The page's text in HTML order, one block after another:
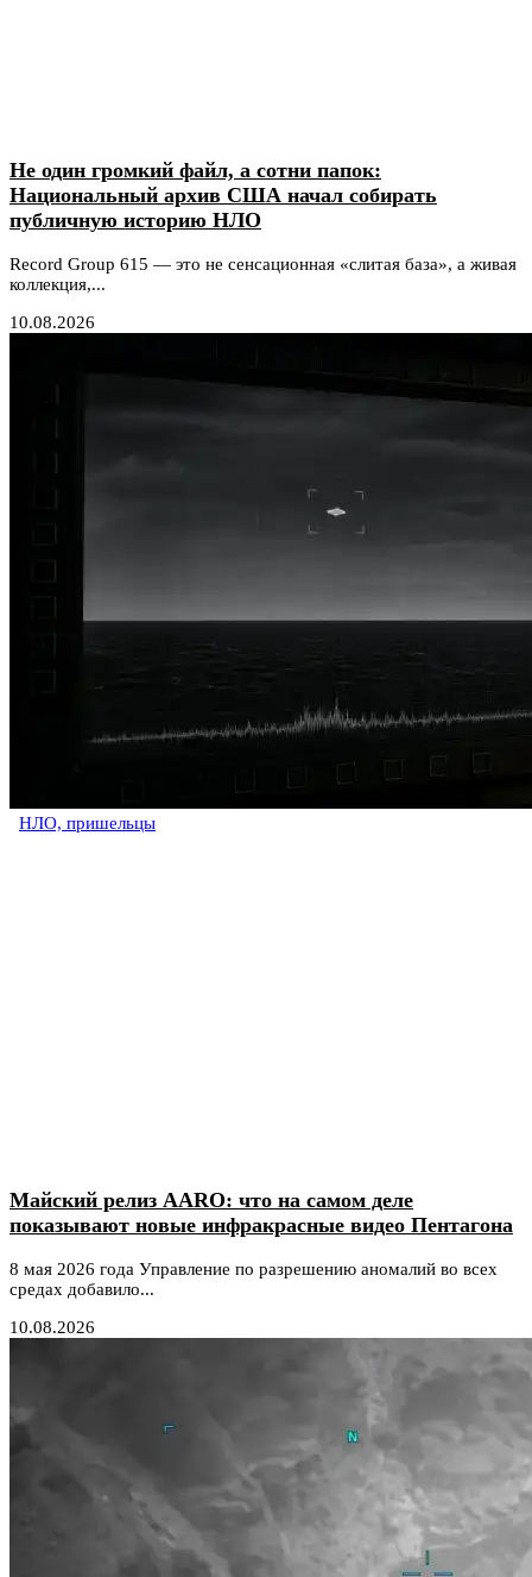
Не один громкий файл, а сотни папок:
Национальный архив США начал собирать
публичную историю НЛО
Record Group 615 — это не сенсационная «слитая база», а живая
коллекция,...
10.08.2026
НЛО, пришельцы
Майский релиз AARO: что на самом деле
показывают новые инфракрасные видео Пентагона
8 мая 2026 года Управление по разрешению аномалий во всех
средах добавило...
10.08.2026